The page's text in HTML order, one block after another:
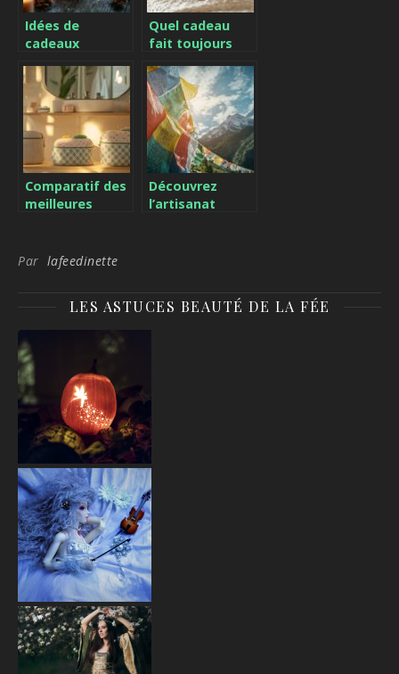
Idées de
cadeaux
pour Noël qui
surprendront
vos proches
Quel cadeau
fait toujours
personnalisation
?
Comparatif des
meilleures
chaque membre
de la famille
Découvrez
l’artisanat
Par lafeedinette
LES ASTUCES BEAUTÉ DE LA FÉE